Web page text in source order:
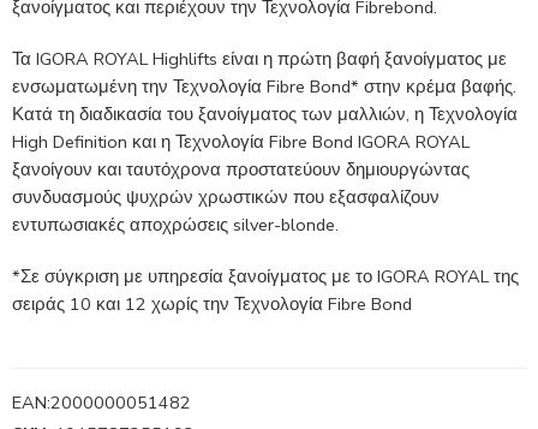
ξανοίγματος και περιέχουν την Τεχνολογία Fibrebond.
Τα IGORA ROYAL Highlifts είναι η πρώτη βαφή ξανοίγματος με
ενσωματωμένη την Τεχνολογία Fibre Bond* στην κρέμα βαφής.
Κατά τη διαδικασία του ξανοίγματος των μαλλιών, η Τεχνολογία
High Definition και η Τεχνολογία Fibre Bond IGORA ROYAL
ξανοίγουν και ταυτόχρονα προστατεύουν δημιουργώντας
συνδυασμούς ψυχρών χρωστικών που εξασφαλίζουν
εντυπωσιακές αποχρώσεις silver-blonde.
*Σε σύγκριση με υπηρεσία ξανοίγματος με το IGORA ROYAL της
σειράς 10 και 12 χωρίς την Τεχνολογία Fibre Bond
EAN:2000000051482